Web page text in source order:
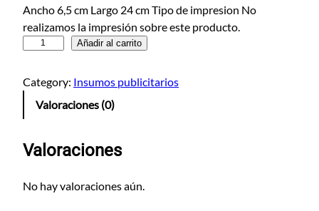
Ancho 6,5 cm Largo 24 cm Tipo de impresion No
realizamos la impresión sobre este producto.
a
v
o
o
Añadir al carrito
Category: Insumos publicitarios
Valoraciones (0)
Valoraciones
No hay valoraciones aún.